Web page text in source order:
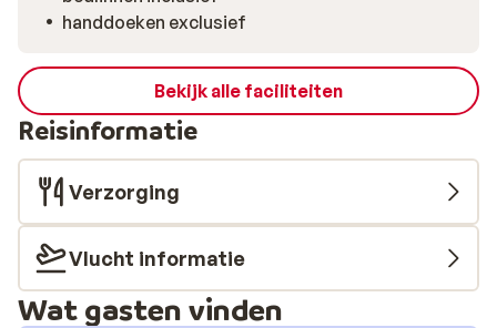
handdoeken exclusief
Bekijk alle faciliteiten
Reisinformatie
Verzorging
Vlucht informatie
Wat gasten vinden